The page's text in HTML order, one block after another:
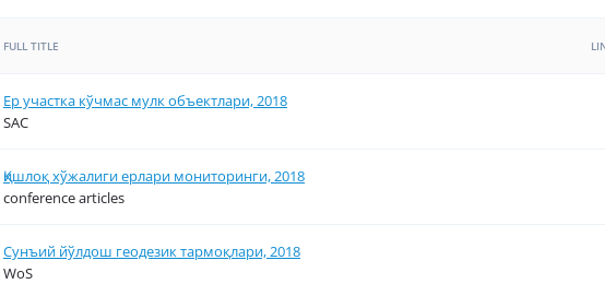
FULL TITLE
Ер участка кўчмас мулк объектлари, 2018
SAC
Қишлоқ хўжалиги ерлари мониторинги, 2018
conference articles
Сунъий йўлдош геодезик тармоқлари, 2018
WoS